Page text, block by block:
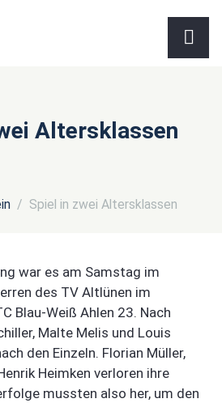
Altersklassen
Spiel in zwei Altersklassen
war es am Samstag im
des TV Altlünen im
Blau-Weiß Ahlen 23. Nach
Malte Melis und Louis
den Einzeln. Florian Müller,
Heimken verloren ihre
mussten also her, um den